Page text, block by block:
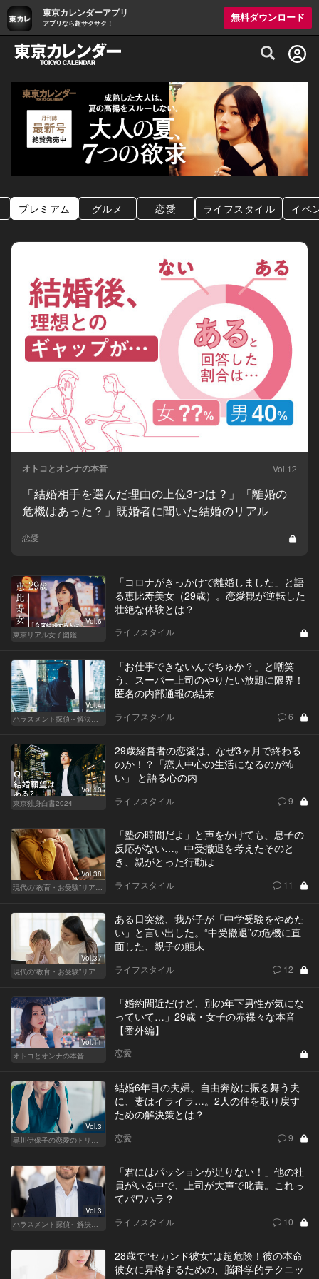
東京カレンダーアプリ
アプリなら超サクサク！
無料ダウンロード
グルメ情報・プレミアムレストラン予約
プレミアム グルメ 恋愛 ライフスタイル イベ
オトコとオンナの本音 Vol.12
「結婚相手を選んだ理由の上位3つは？」「離婚の
危機はあった？」既婚者に聞いた結婚のリアル
恋愛
Vol.6
東京リアル女子図鑑
「コロナがきっかけで離婚しました」と語
る恵比寿美女（29歳）。恋愛観が逆転した
壮絶な体験とは？
ライフスタイル
Vol.4
ハラスメント探偵～解決編～
「お仕事できないんでちゅか？」と嘲笑
う、スーパー上司のやりたい放題に限界！
匿名の内部通報の結末
ライフスタイル 6
Vol.10
東京独身白書2024
29歳経営者の恋愛は、なぜ3ヶ月で終わる
のか！？「恋人中心の生活になるのが怖
い」 と語る心の内
ライフスタイル 9
Vol.38
現代の“教育・お受験”リアルドキュメント
「塾の時間だよ」と声をかけても、息子の
反応がない…。中受撤退を考えたそのと
き、親がとった行動は
ライフスタイル 11
Vol.37
現代の“教育・お受験”リアルドキュメント
ある日突然、我が子が「中学受験をやめた
い」と言い出した。“中受撤退”の危機に直
面した、親子の顛末
ライフスタイル 12
Vol.11
オトコとオンナの本音
「婚約間近だけど、別の年下男性が気にな
っていて…」29歳・女子の赤裸々な本音
【番外編】
恋愛
Vol.3
黒川伊保子の恋愛のトリセツ
結婚6年目の夫婦。自由奔放に振る舞う夫
に、妻はイライラ…。2人の仲を取り戻す
ための解決策とは？
恋愛 9
Vol.3
ハラスメント探偵～解決編～
「君にはパッションが足りない！」他の社
員がいる中で、上司が大声で叱責。これっ
てパワハラ？
ライフスタイル 10
28歳で“セカンド彼女”は超危険！彼の本命
彼女に昇格するための、脳科学的テクニッ